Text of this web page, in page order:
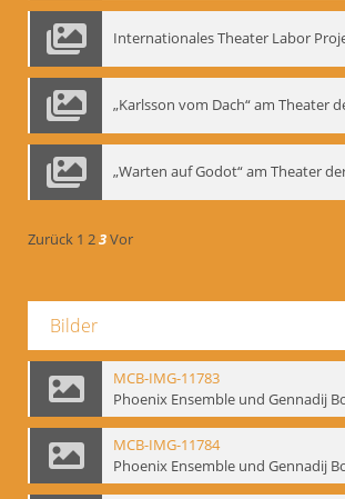
Zurück 1 23Vor
Bilder
MCB-IMG-11783
MCB-IMG-11784